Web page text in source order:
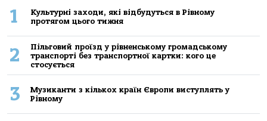
1
Культурні заходи, які відбудуться в Рівному
протягом цього тижня
2
Пільговий проїзд у рівненському громадському
транспорті без транспортної картки: кого це
стосується
3
Музиканти з кількох країн Європи виступлять у
Рівному